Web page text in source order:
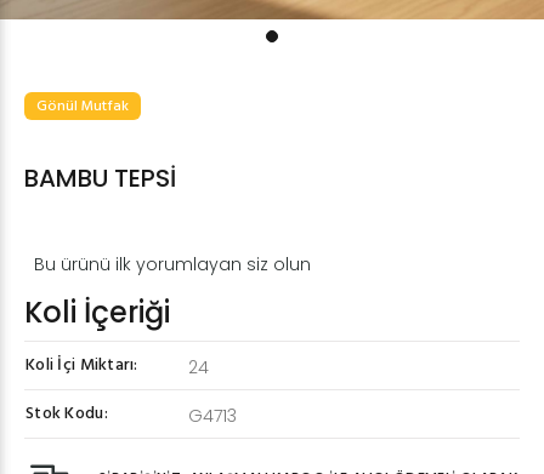
Gönül Mutfak
BAMBU TEPSİ
Bu ürünü ilk yorumlayan siz olun
Koli İçeriği
Koli İçi Miktarı: 24
Stok Kodu: G4713